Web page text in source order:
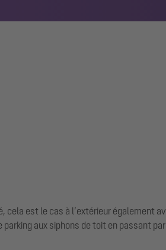
est le cas à l’extérieur également
aux siphons de toit en passant